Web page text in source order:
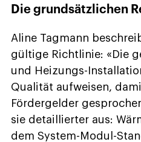
Die grundsätzlichen
Aline Tagmann
gültige Richtlinie: «Die
und Heizungs-
Qualität aufweisen,
Fördergelder
sie detaillierter aus:
dem System-Modul-